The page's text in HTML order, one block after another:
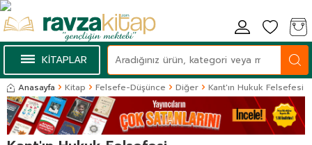
KİTAPLAR
Anasayfa Kitap Felsefe-Düşünce Diğer Kant'ın Hukuk Felsefesi